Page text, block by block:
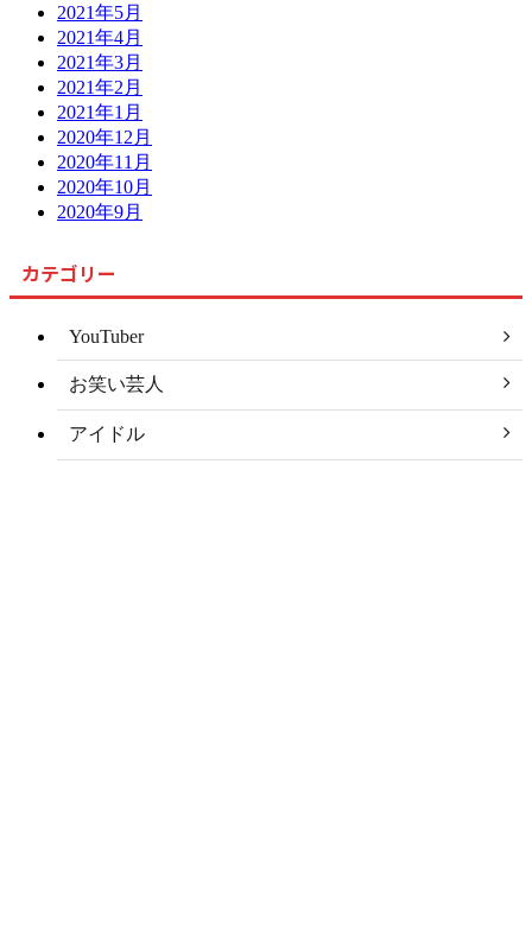
2021年5月
2021年4月
2021年3月
2021年2月
2021年1月
2020年12月
2020年11月
2020年10月
2020年9月
カテゴリー
YouTuber
お笑い芸人
アイドル